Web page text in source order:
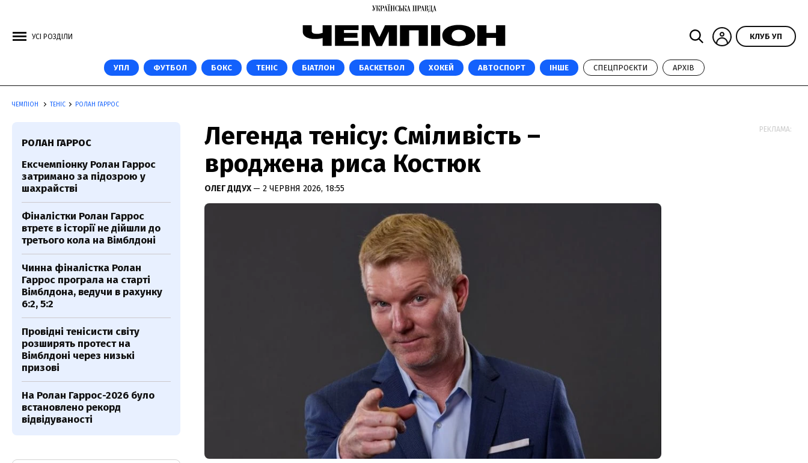
УСІ РОЗДІЛИ КЛУБ УП
УПЛ ФУТБОЛ БОКС ТЕНІС БІАТЛОН БАСКЕТБОЛ ХОКЕЙ АВТОСПОРТ ІНШЕ СПЕЦПРОЄКТИ АРХІВ
ЧЕМПІОН ТЕНІС РОЛАН ГАРРОС
Легенда тенісу: Сміливість –
вроджена риса Костюк
ОЛЕГ ДІДУХ — 2 ЧЕРВНЯ 2026, 18:55
РОЛАН ГАРРОС
Ексчемпіонку Ролан Гаррос
затримано за підозрою у
шахрайстві
Фіналістки Ролан Гаррос
втретє в історії не дійшли до
третього кола на Вімблдоні
Чинна фіналістка Ролан
Гаррос програла на старті
Вімблдона, ведучи в рахунку
6:2, 5:2
Провідні тенісисти світу
розширять протест на
Вімблдоні через низькі
призові
На Ролан Гаррос-2026 було
встановлено рекорд
відвідуваності
РЕКЛАМА: